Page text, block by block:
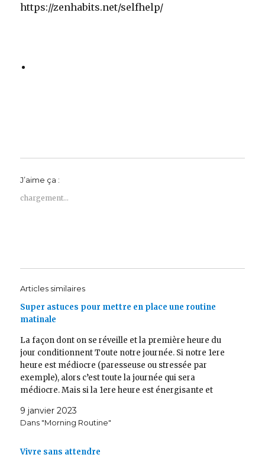
https://zenhabits.net/selfhelp/
J’aime ça :
chargement…
Articles similaires
Super astuces pour mettre en place une routine
matinale
La façon dont on se réveille et la première heure du
jour conditionnent Toute notre journée. Si notre 1ere
heure est médiocre (paresseuse ou stressée par
exemple), alors c’est toute la journée qui sera
médiocre. Mais si la 1ere heure est énergisante et
9 janvier 2023
Dans "Morning Routine"
Vivre sans attendre